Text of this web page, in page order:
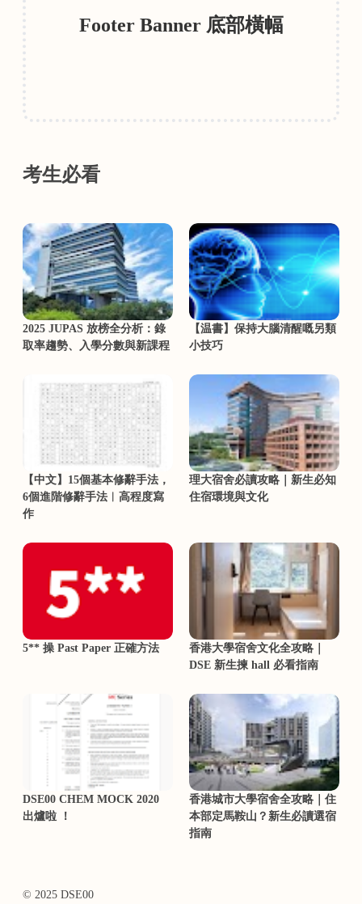
Footer Banner 底部橫幅
考生必看
2025 JUPAS 放榜全分析：錄
取率趨勢、入學分數與新課程
【温書】保持大腦清醒嘅另類
小技巧
【中文】15個基本修辭手法，
6個進階修辭手法︳高程度寫
作
理大宿舍必讀攻略｜新生必知
住宿環境與文化
5** 操 Past Paper 正確方法
香港大學宿舍文化全攻略｜
DSE 新生揀 hall 必看指南
DSE00 CHEM MOCK 2020
出爐啦 ！
香港城市大學宿舍全攻略｜住
本部定馬鞍山？新生必讀選宿
指南
© 2025 DSE00